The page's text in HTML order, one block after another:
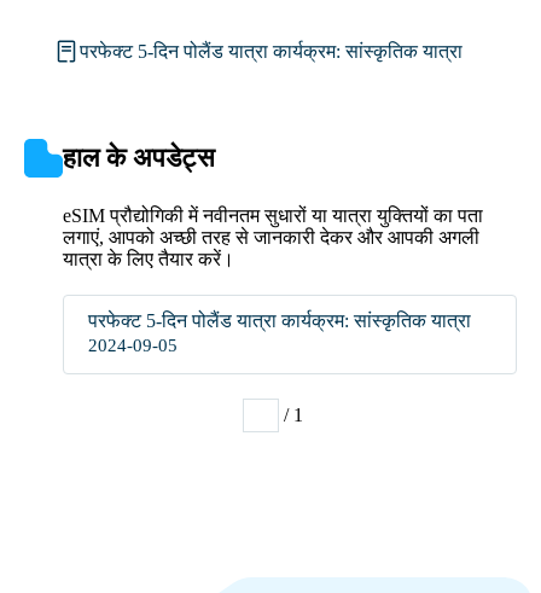
परफेक्ट 5-दिन पोलैंड यात्रा कार्यक्रम: सांस्कृतिक यात्रा
हाल के अपडेट्स
eSIM प्रौद्योगिकी में नवीनतम सुधारों या यात्रा युक्तियों का पता
लगाएं, आपको अच्छी तरह से जानकारी देकर और आपकी अगली
यात्रा के लिए तैयार करें।
परफेक्ट 5-दिन पोलैंड यात्रा कार्यक्रम: सांस्कृतिक यात्रा
2024-09-05
/ 1